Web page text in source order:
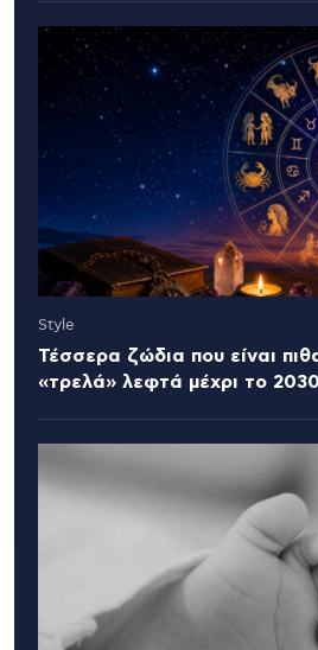
Style
Τέσσερα ζώδια που είναι
«τρελά» λεφτά μέχρι το 2030